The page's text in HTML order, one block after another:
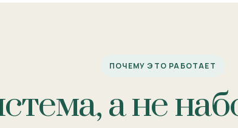
ПОЧЕМУ ЭТО РАБОТАЕТ
а не